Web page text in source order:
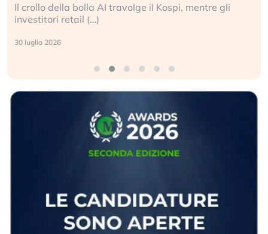
Il crollo della bolla AI travolge il Kospi, mentre gli
investitori retail (…)
30 luglio 2026